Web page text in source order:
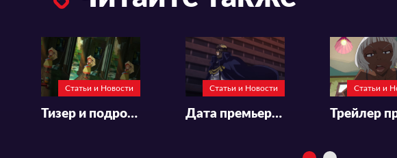
Статьи и Новости
Тизер и подробности аниме-фильма «Make a Girl»
Статьи и Новости
Дата премьеры и трейлер аниме-фильма «Boku no Hero Academia: The Movie»
Статьи и